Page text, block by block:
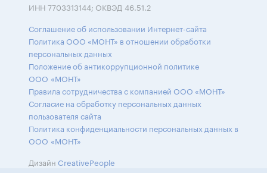
ИНН 7703313144; ОКВЭД 46.51.2
Соглашение об использовании Интернет-сайта
Политика ООО «МОНТ» в отношении обработки
персональных данных
Положение об антикоррупционной политике
ООО «МОНТ»
Правила сотрудничества с компанией ООО «МОНТ»
Согласие на обработку персональных данных
пользователя сайта
Политика конфиденциальности персональных данных в
ООО «МОНТ»
Дизайн CreativePeople